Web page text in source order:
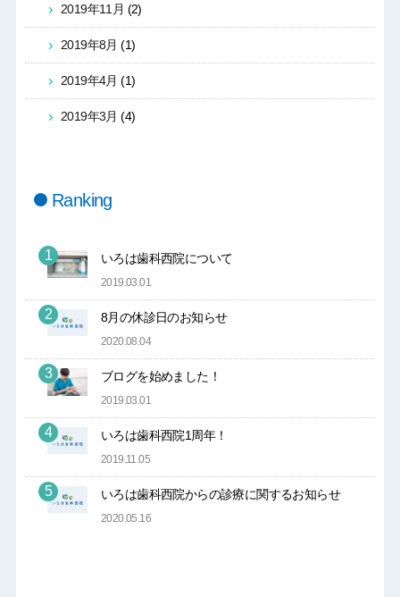
2019年11月 (2)
2019年8月 (1)
2019年4月 (1)
2019年3月 (4)
Ranking
いろは歯科西院について
2019.03.01
8月の休診日のお知らせ
2020.08.04
ブログを始めました！
2019.03.01
いろは歯科西院1周年！
2019.11.05
いろは歯科西院からの診療に関するお知らせ
2020.05.16